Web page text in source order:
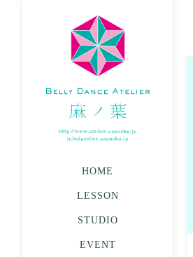
HOME
LESSON
STUDIO
EVENT